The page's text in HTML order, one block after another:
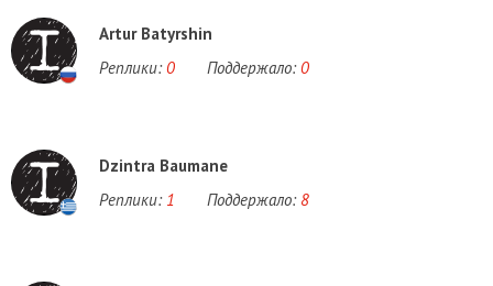
Artur Batyrshin
Реплики: 0 Поддержало: 0
Dzintra Baumane
Реплики: 1 Поддержало: 8